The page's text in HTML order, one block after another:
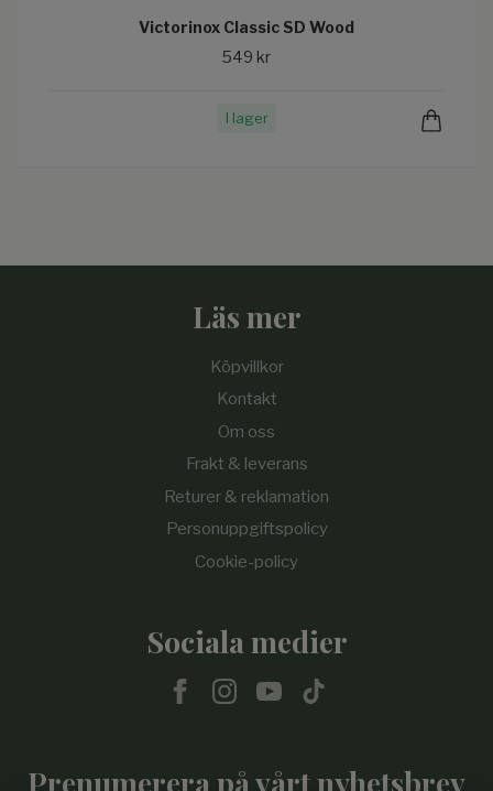
Victorinox Classic SD Wood
549 kr
I lager
Läs mer
Köpvillkor
Kontakt
Om oss
Frakt & leverans
Returer & reklamation
Personuppgiftspolicy
Cookie-policy
Sociala medier
Prenumerera på vårt nyhetsbrev